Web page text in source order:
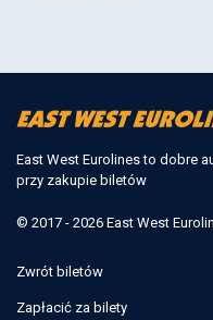
East West Eurolines to dobre
przy zakupie biletów
© 2017 - 2026 East West
Zwrót biletów
Zapłacić za bilety